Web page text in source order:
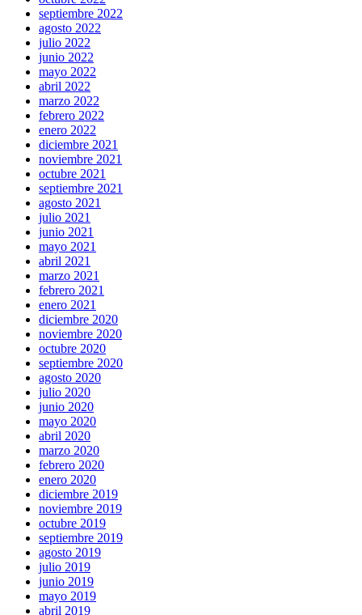
septiembre 2022
agosto 2022
julio 2022
junio 2022
mayo 2022
abril 2022
marzo 2022
febrero 2022
enero 2022
diciembre 2021
noviembre 2021
octubre 2021
septiembre 2021
agosto 2021
julio 2021
junio 2021
mayo 2021
abril 2021
marzo 2021
febrero 2021
enero 2021
diciembre 2020
noviembre 2020
octubre 2020
septiembre 2020
agosto 2020
julio 2020
junio 2020
mayo 2020
abril 2020
marzo 2020
febrero 2020
enero 2020
diciembre 2019
noviembre 2019
octubre 2019
septiembre 2019
agosto 2019
julio 2019
junio 2019
mayo 2019
abril 2019